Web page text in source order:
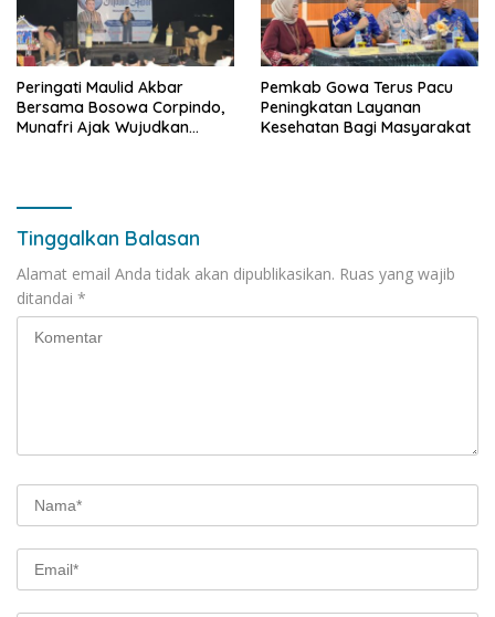
Peringati Maulid Akbar
Bersama Bosowa Corpindo,
Munafri Ajak Wujudkan
Pemkab Gowa Terus Pacu
Peningkatan Layanan
Kesehatan Bagi Masyarakat
Tinggalkan Balasan
Alamat email Anda tidak akan dipublikasikan. Ruas yang wajib
ditandai *